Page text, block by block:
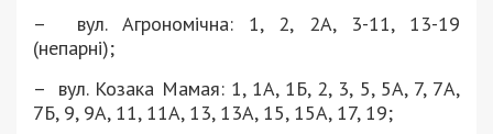
– вул. Агрономічна: 1, 2, 2А, 3-11, 13-19
(непарні);
– вул. Козака Мамая: 1, 1А, 1Б, 2, 3, 5, 5А, 7, 7А,
7Б, 9, 9А, 11, 11А, 13, 13А, 15, 15А, 17, 19;